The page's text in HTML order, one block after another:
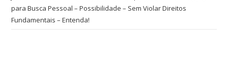
para Busca Pessoal – Possibilidade – Sem Violar Direitos
Fundamentais – Entenda!